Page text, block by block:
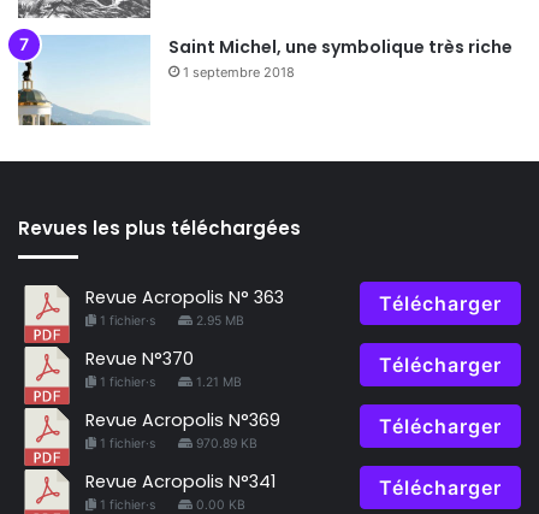
Saint Michel, une symbolique très riche
1 septembre 2018
Revues les plus téléchargées
Revue Acropolis N° 363
1 fichier·s 2.95 MB
Télécharger
Revue N°370
1 fichier·s 1.21 MB
Télécharger
Revue Acropolis N°369
1 fichier·s 970.89 KB
Télécharger
Revue Acropolis N°341
1 fichier·s 0.00 KB
Télécharger